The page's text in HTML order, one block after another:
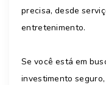
precisa, desde
entretenimento.
Se você está em
investimento